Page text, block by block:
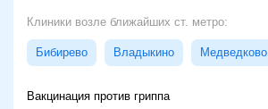
Клиники возле ближайших ст. метро:
Бибирево Владыкино Медведково
Вакцинация против гриппа